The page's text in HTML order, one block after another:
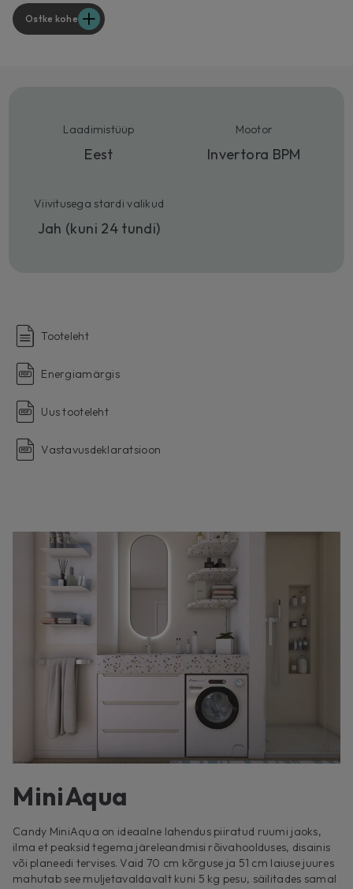
Ostke kohe
Laadimistüüp
Eest
Mootor
Invertora BPM
Viivitusega stardi valikud
Jah (kuni 24 tundi)
Tooteleht
Energiamärgis
Uus tooteleht
Vastavusdeklaratsioon
MiniAqua
Candy MiniAqua on ideaalne lahendus piiratud ruumi jaoks,
ilma et peaksid tegema järeleandmisi rõivahoolduses, disainis
või planeedi tervises. Vaid 70 cm kõrguse ja 51 cm laiuse juures
mahutab see muljetavaldavalt kuni 5 kg pesu, säilitades samal